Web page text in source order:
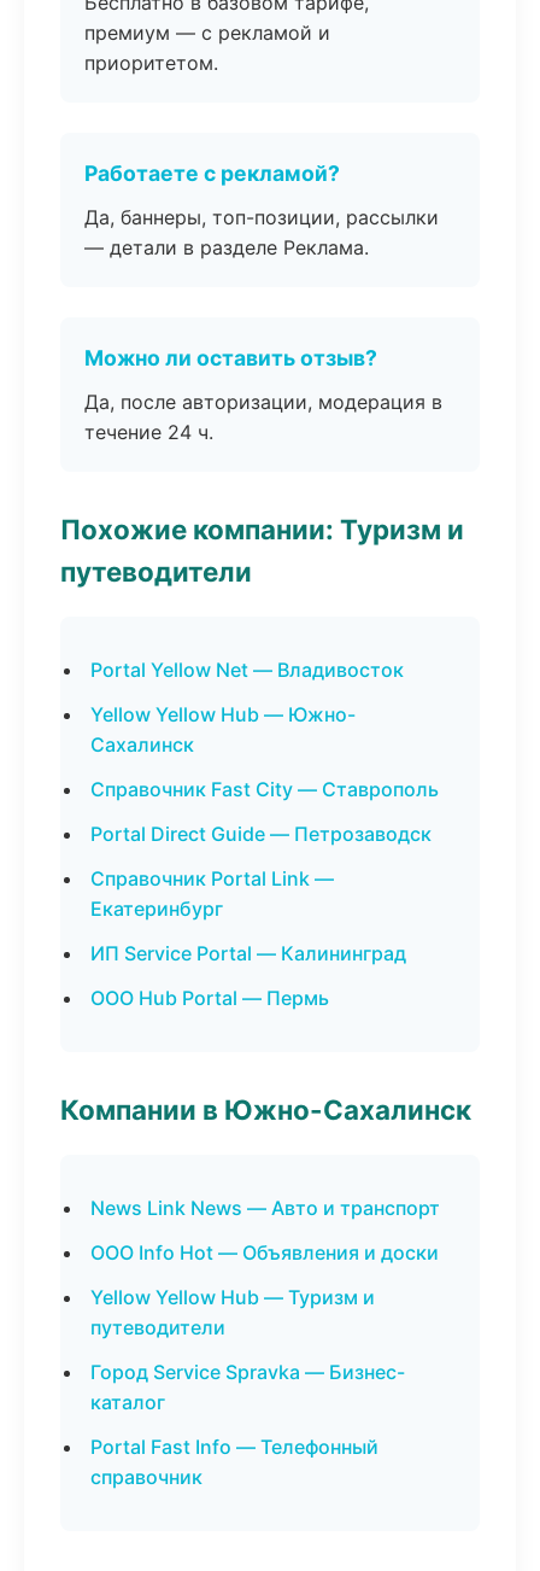
премиум — с рекламой и
приоритетом.
Работаете с рекламой?
Да, баннеры, топ-позиции, рассылки
— детали в разделе Реклама.
Можно ли оставить отзыв?
Да, после авторизации, модерация в
течение 24 ч.
Похожие компании: Туризм и
путеводители
Portal Yellow Net — Владивосток
Yellow Yellow Hub — Южно-
Сахалинск
Справочник Fast City — Ставрополь
Portal Direct Guide — Петрозаводск
Справочник Portal Link —
Екатеринбург
ИП Service Portal — Калининград
ООО Hub Portal — Пермь
Компании в Южно-Сахалинск
News Link News — Авто и транспорт
ООО Info Hot — Объявления и доски
Yellow Yellow Hub — Туризм и
путеводители
Город Service Spravka — Бизнес-
каталог
Portal Fast Info — Телефонный
справочник